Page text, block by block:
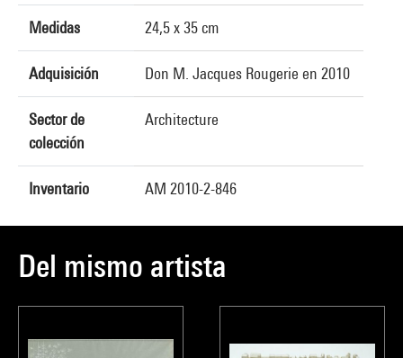
Medidas 24,5 x 35 cm
Adquisición Don M. Jacques Rougerie en 2010
Sector de
colección
Architecture
Inventario AM 2010-2-846
Del mismo artista